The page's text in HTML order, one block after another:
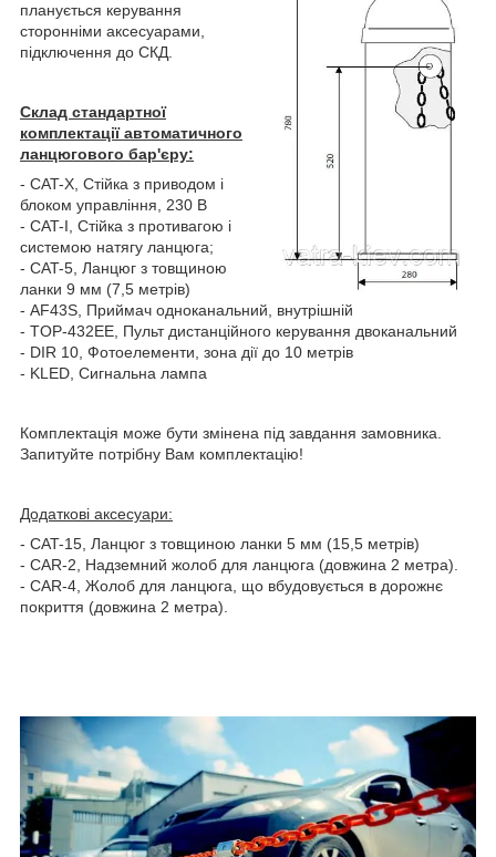
планується керування
сторонніми аксесуарами,
підключення до СКД.
Склад стандартної
комплектації автоматичного
ланцюгового бар'єру:
- CAT-X, Стійка з приводом і
блоком управління, 230 В
- CAT-I, Стійка з противагою і
системою натягу ланцюга;
- CAT-5, Ланцюг з товщиною
ланки 9 мм (7,5 метрів)
- AF43S, Приймач одноканальний, внутрішній
- TOP-432EE, Пульт дистанційного керування двоканальний
- DIR 10, Фотоелементи, зона дії до 10 метрів
- KLED, Сигнальна лампа
Комплектація може бути змінена під завдання замовника.
Запитуйте потрібну Вам комплектацію!
Додаткові аксесуари:
- CAT-15, Ланцюг з товщиною ланки 5 мм (15,5 метрів)
- CAR-2, Надземний жолоб для ланцюга (довжина 2 метра).
- CAR-4, Жолоб для ланцюга, що вбудовується в дорожнє
покриття (довжина 2 метра).